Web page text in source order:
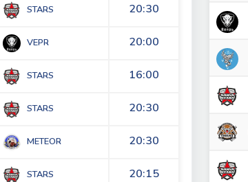
STARS 20:30
VEPR 20:00
STARS 16:00
STARS 20:30
METEOR 20:30
STARS 20:15